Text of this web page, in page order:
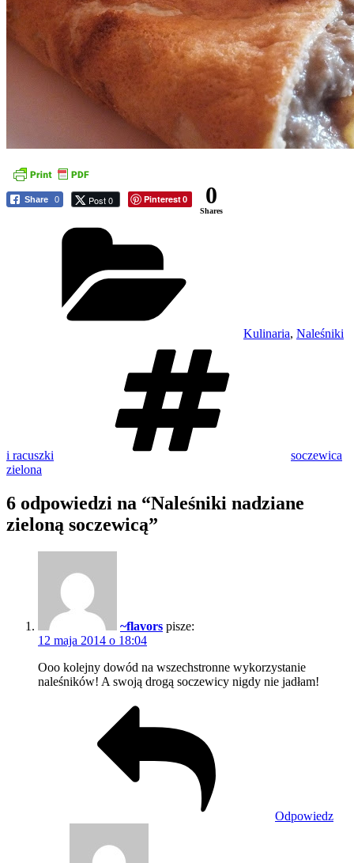
Share 0 Post 0 Pinterest0 0
Shares
Kulinaria, Naleśniki
i racuszki
soczewica
zielona
6 odpowiedzi na “Naleśniki nadziane
zieloną soczewicą”
~flavors pisze:
12 maja 2014 o 18:04
Ooo kolejny dowód na wszechstronne wykorzystanie
naleśników! A swoją drogą soczewicy nigdy nie jadłam!
Odpowiedz